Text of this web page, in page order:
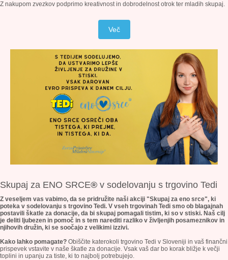
Z nakupom zvezkov podprimo kreativnost in dobrodelnost otrok ter mladih skupaj.
Več
Skupaj za ENO SRCE® v sodelovanju s trgovino Tedi
Z veseljem vas vabimo, da se pridružite naši akciji "Skupaj za eno srce", ki
poteka v sodelovanju s trgovino Tedi. V vseh trgovinah Tedi smo ob blagajnah
postavili škatle za donacije, da bi skupaj pomagali tistim, ki so v stiski. Naš cilj
je deliti ljubezen in pomoč in s tem narediti razliko v življenjih posameznikov in
njihovih družin, ki se soočajo z velikimi izzivi.
Kako lahko pomagate? Obiščite katerokoli trgovino Tedi v Sloveniji in vaš finančni
prispevek vstavite v naše škatle za donacije. Vsak vaš dar bo korak bližje k večji
toplini in upanju za tiste, ki to najbolj potrebujejo.